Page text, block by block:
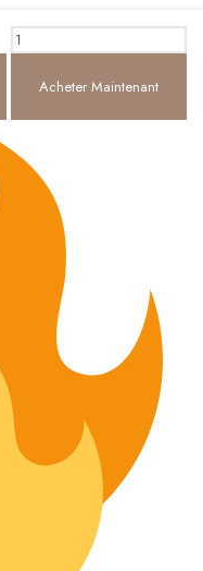
Acheter Maintenant
adipiscing elit. Etiam vel